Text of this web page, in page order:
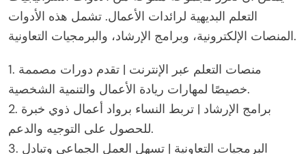
التعلم البديهية لرائدات الأعمال. تشمل هذه الأدوات
المنصات الإلكترونية، وبرامج الإرشاد، والبرمجيات التعاونية.
1. منصات التعلم عبر الإنترنت | تقدم دورات مصممة
خصيصًا لمهارات ريادة الأعمال والتنمية الشخصية.
2. برامج الإرشاد | تربط النساء برواد أعمال ذوي خبرة
للحصول على التوجيه والدعم.
3. البرمجيات التعاونية | تسهل العمل الجماعي وتبادل